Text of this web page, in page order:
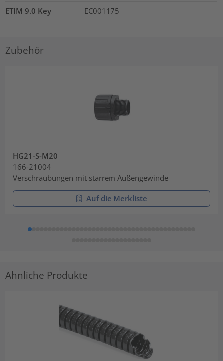
ETIM 9.0 Key
EC001175
Zubehör
HG21-S-M20
166-21004
Verschraubungen mit starrem Außengewinde
Auf die Merkliste
Ähnliche Produkte